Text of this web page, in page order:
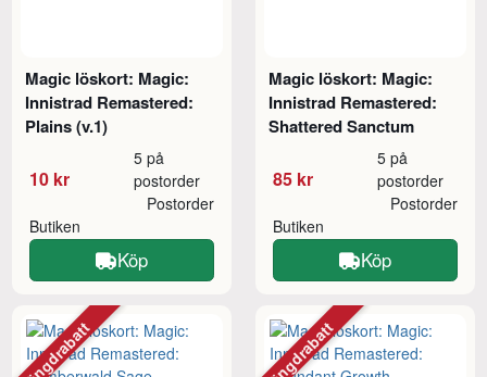
Magic löskort: Magic:
Innistrad Remastered:
Plains (v.1)
10 kr
5 på
postorder
Butiken
Postorder
Köp
Magic löskort: Magic:
Innistrad Remastered:
Shattered Sanctum
85 kr
5 på
postorder
Butiken
Postorder
Köp
Mängdrabatt Mängdrabatt